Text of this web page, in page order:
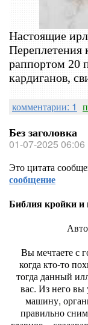
Настоящие
Переплетения
раппортом 20
кардиганов,
комментарии: 1
Без заголовка
01-07-2025 06:06
Это цитата
сообщение
Библия кройки
Вы мечтаете с
когда кто-то
тогда данный
вас. Из него
машину,
правильно